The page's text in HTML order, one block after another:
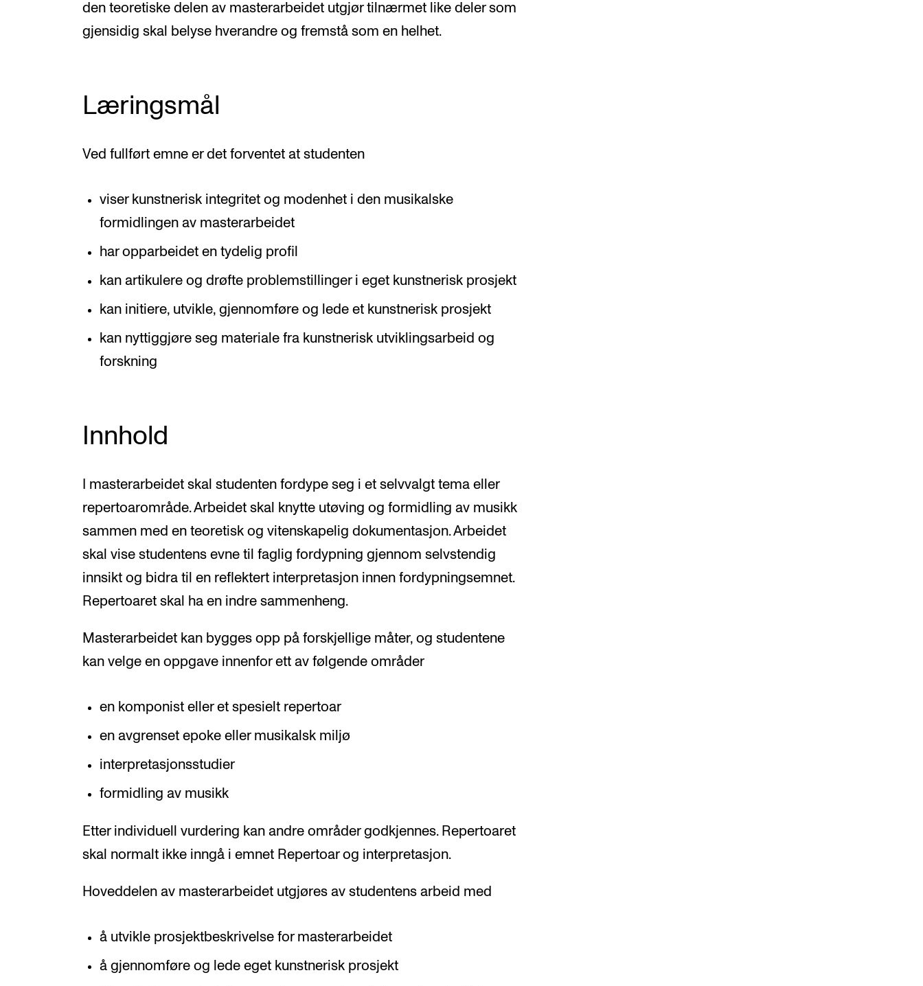
den teoretiske delen av masterarbeidet utgjør tilnærmet like deler som
gjensidig skal belyse hverandre og fremstå som en helhet.
Læringsmål
Ved fullført emne er det forventet at studenten
viser kunstnerisk integritet og modenhet i den musikalske
formidlingen av masterarbeidet
har opparbeidet en tydelig profil
kan artikulere og drøfte problemstillinger i eget kunstnerisk prosjekt
kan initiere, utvikle, gjennomføre og lede et kunstnerisk prosjekt
kan nyttiggjøre seg materiale fra kunstnerisk utviklingsarbeid og
forskning
Innhold
I masterarbeidet skal studenten fordype seg i et selvvalgt tema eller
repertoarområde. Arbeidet skal knytte utøving og formidling av musikk
sammen med en teoretisk og vitenskapelig dokumentasjon. Arbeidet
skal vise studentens evne til faglig fordypning gjennom selvstendig
innsikt og bidra til en reflektert interpretasjon innen fordypningsemnet.
Repertoaret skal ha en indre sammenheng.
Masterarbeidet kan bygges opp på forskjellige måter, og studentene
kan velge en oppgave innenfor ett av følgende områder
en komponist eller et spesielt repertoar
en avgrenset epoke eller musikalsk miljø
interpretasjonsstudier
formidling av musikk
Etter individuell vurdering kan andre områder godkjennes. Repertoaret
skal normalt ikke inngå i emnet Repertoar og interpretasjon.
Hoveddelen av masterarbeidet utgjøres av studentens arbeid med
å utvikle prosjektbeskrivelse for masterarbeidet
å gjennomføre og lede eget kunstnerisk prosjekt